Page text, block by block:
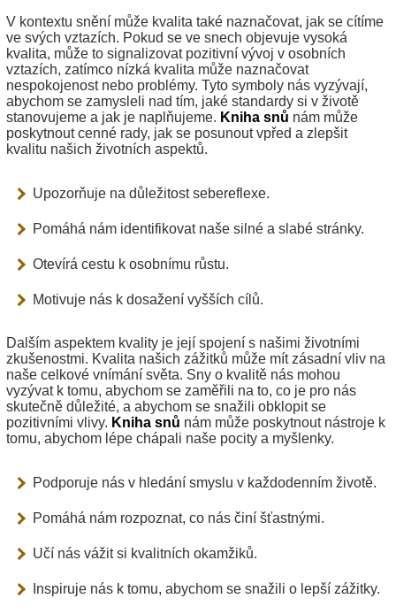
V kontextu snění může kvalita také naznačovat, jak se cítíme
ve svých vztazích. Pokud se ve snech objevuje vysoká
kvalita, může to signalizovat pozitivní vývoj v osobních
vztazích, zatímco nízká kvalita může naznačovat
nespokojenost nebo problémy. Tyto symboly nás vyzývají,
abychom se zamysleli nad tím, jaké standardy si v životě
stanovujeme a jak je naplňujeme. Kniha snů nám může
poskytnout cenné rady, jak se posunout vpřed a zlepšit
kvalitu našich životních aspektů.
Upozorňuje na důležitost sebereflexe.
Pomáhá nám identifikovat naše silné a slabé stránky.
Otevírá cestu k osobnímu růstu.
Motivuje nás k dosažení vyšších cílů.
Dalším aspektem kvality je její spojení s našimi životními
zkušenostmi. Kvalita našich zážitků může mít zásadní vliv na
naše celkové vnímání světa. Sny o kvalitě nás mohou
vyzývat k tomu, abychom se zaměřili na to, co je pro nás
skutečně důležité, a abychom se snažili obklopit se
pozitivními vlivy. Kniha snů nám může poskytnout nástroje k
tomu, abychom lépe chápali naše pocity a myšlenky.
Podporuje nás v hledání smyslu v každodenním životě.
Pomáhá nám rozpoznat, co nás činí šťastnými.
Učí nás vážit si kvalitních okamžiků.
Inspiruje nás k tomu, abychom se snažili o lepší zážitky.